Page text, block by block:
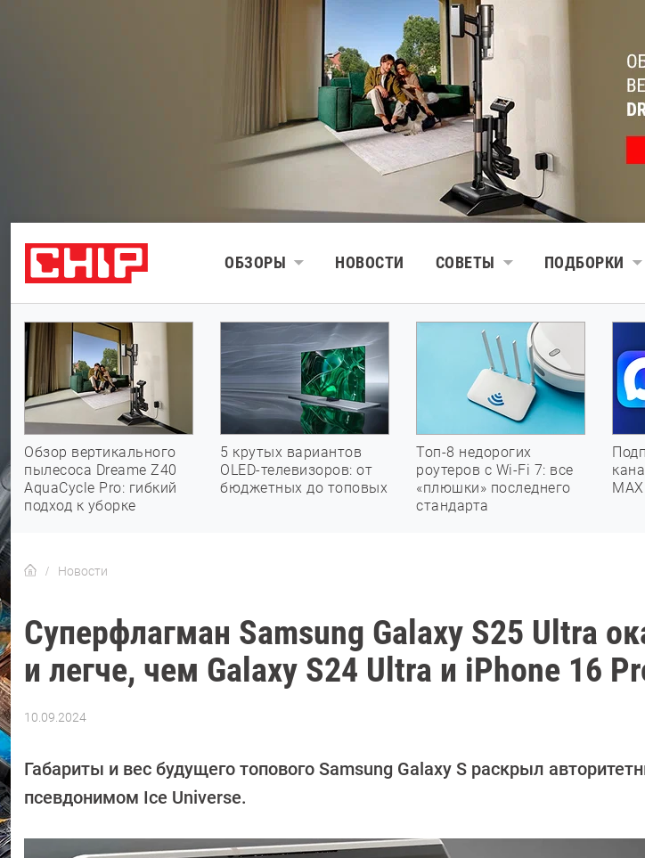
ОБЗОРЫ НОВОСТИ СОВЕТЫ ПОДБОРКИ
Обзор вертикального
пылесоса Dreame Z40
AquaCycle Pro: гибкий
подход к уборке
5 крутых вариантов
OLED-телевизоров: от
бюджетных до топовых
Топ-8 недорогих
роутеров с Wi-Fi 7: все
«плюшки» последнего
стандарта
МАХ
Новости
Суперфлагман Samsung Galaxy S25 Ultra
и легче, чем Galaxy S24 Ultra и iPhone 16
10.09.2024
Калашников
Габариты и вес будущего топового Samsung Galaxy S раскрыл
псевдонимом Ice Universe.